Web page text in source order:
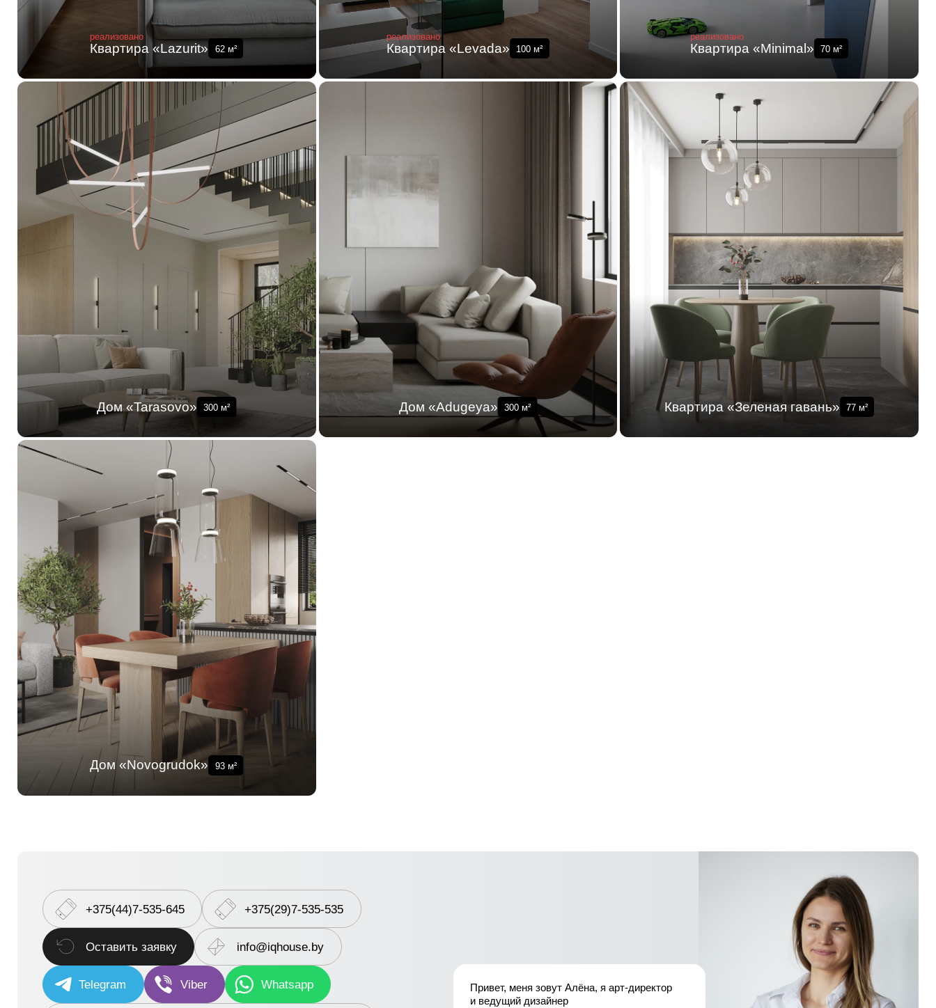
реализовано
Квартира «Lazurit» 62м²
реализовано
Квартира «Levada» 100 м²
реализовано
Квартира «Minimal» 70 м²
Дом «Tarasovo» 300 м² Дом «Adugeya» 300м² Квартира «Зеленая гавань» 77 м²
Дом «Novogrudok» 93м²
+375(44)7-535-645 +375(29)7-535-535
Оставить заявку info@iqhouse.by
Telegram Viber Whatsapp
Привет, меня зовут Алёна, я арт-директор
и ведущий дизайнер